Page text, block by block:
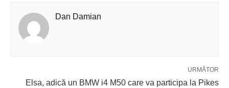
Dan Damian
URMĂTOR
Elsa, adică un BMW i4 M50 care va participa la Pikes